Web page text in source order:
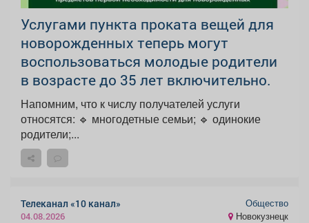
Услугами пункта проката вещей для
новорожденных теперь могут
воспользоваться молодые родители
в возрасте до 35 лет включительно.
Напомним, что к числу получателей услуги
относятся: 🔹 многодетные семьи; 🔹 одинокие
родители;...
Телеканал «10 канал»
04.08.2026
Общество
Новокузнецк